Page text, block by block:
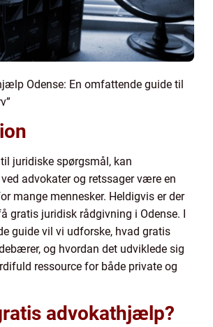
Odense: En omfattende guide til
juridiske spørgsmål, kan
advokater og retssager være en
mange mennesker. Heldigvis er der
gratis juridisk rådgivning i Odense. I
guide vil vi udforske, hvad gratis
og hvordan det udviklede sig
ressource for både private og
advokathjælp?